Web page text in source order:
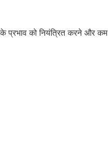
के प्रभाव को नियंत्रित करने और कम